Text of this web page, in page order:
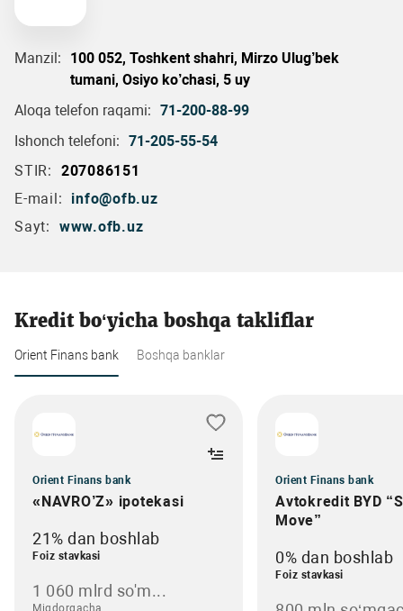
Manzil:
100 052, Toshkent shahri, Mirzo Ulug’bek
tumani, Osiyo ko’chasi, 5 uy
Aloqa telefon raqami: 71-200-88-99
Ishonch telefoni: 71-205-55-54
STIR:
207086151
E-mail:
info@ofb.uz
Sayt:
www.ofb.uz
Kredit bo‘yicha boshqa takliflar
Orient Finans bank Boshqa banklar
Orient Finans bank
«NAVRO’Z» ipotekasi
21% dan boshlab
Foiz stavkasi
1 060 mlrd so'm...
Miqdorgacha
Orient Finans bank
Avtokredit BYD
Move”
0% dan boshlab
Foiz stavkasi